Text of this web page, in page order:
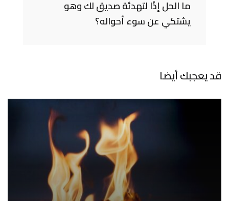
ما الحل إذًا لتهدئة صديقٍ لك وهو
يشتكي عن سوء أحواله؟
قد يعجبك أيضا